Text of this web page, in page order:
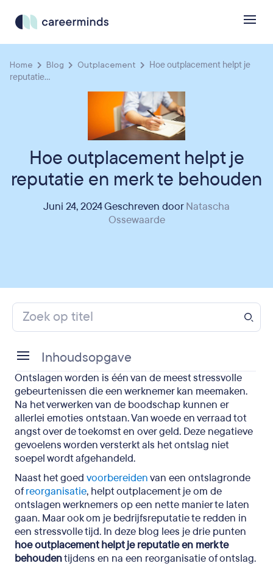
Home Blog Outplacement
Hoe outplacement helpt je
reputatie...
Hoe outplacement helpt je
reputatie en merk te behouden
Juni 24, 2024 Geschreven doorNatascha
Ossewaarde
Ontslagen worden is één van de meest stressvolle
gebeurtenissen die een werknemer kan meemaken.
Na het verwerken van de boodschap kunnen er
allerlei emoties ontstaan. Van woede en verraad tot
angst over de toekomst en over geld. Deze negatieve
gevoelens worden versterkt als het ontslag niet
soepel wordt afgehandeld.
Naast het goed voorbereidenvan een ontslagronde
ofreorganisatie, helpt outplacement je om de
ontslagen werknemers op een nette manier te laten
gaan. Maar ook om je bedrijfsreputatie te redden in
een stressvolle tijd. In deze blog lees je drie punten
hoe outplacement helpt je reputatie en merk te
behoudentijdens en na een reorganisatie of ontslag.
Inhoudsopgave
1. Hoe outplacement je werkgeversmerk
beschermt (ook online)
2. Hoe outplacement je interne reputatie
beschermt
3. Hoe outplacement in het algemeen in je
voordeel werkt
Hoe outplacement helpt je reputatie en merk te
behouden: conclusies